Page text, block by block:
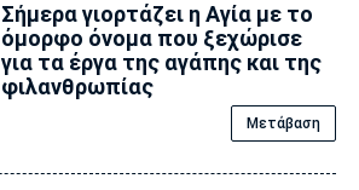
Σήμερα γιορτάζει η Αγία με το
όμορφο όνομα που ξεχώρισε
για τα έργα της αγάπης και της
φιλανθρωπίας
Μετάβαση